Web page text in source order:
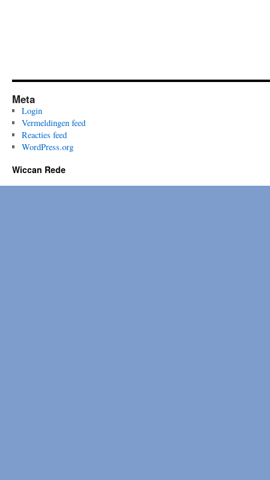
Meta
Login
Vermeldingen feed
Reacties feed
WordPress.org
Wiccan Rede